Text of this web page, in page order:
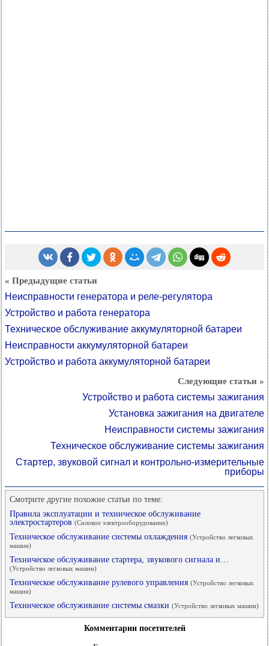
« Предыдущие статьи
Неисправности генератора и реле-регулятора
Устройство и работа генератора
Техническое обслуживание аккумуляторной батареи
Неисправности аккумуляторной батареи
Устройство и работа аккумуляторной батареи
Следующие статьи »
Устройство и работа системы зажигания
Установка зажигания на двигателе
Неисправности системы зажигания
Техническое обслуживание системы зажигания
Стартер, звуковой сигнал и контрольно-измерительные
приборы
Смотрите другие похожие статьи по теме:
Правила эксплуатации и техническое обслуживание
электростартеров (Силовое электрооборудование)
Техническое обслуживание системы охлаждения (Устройство легковых
машин)
Техническое обслуживание стартера, звукового сигнала и…
(Устройство легковых машин)
Техническое обслуживание рулевого управления (Устройство легковых
машин)
Техническое обслуживание системы смазки (Устройство легковых машин)
Комментарии посетителей